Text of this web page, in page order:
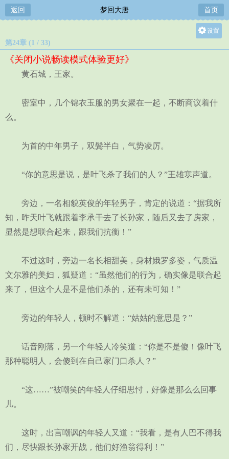
返回 梦回大唐 首页
设置
第24章 (1 / 33)
《关闭小说畅读模式体验更好》
黄石城，王家。
密室中，几个锦衣玉服的男女聚在一起，不断商议着什
么。
为首的中年男子，双鬓半白，气势凌厉。
“你的意思是说，是叶飞杀了我们的人？”王雄寒声道。
旁边，一名相貌英俊的年轻男子，肯定的说道：“据我所
知，昨天叶飞就跟着李承干去了长孙家，随后又去了房家，
显然是想联合起来，跟我们抗衡！”
不过这时，旁边一名长相甜美，身材娥罗多姿，气质温
文尔雅的美妇，狐疑道：“虽然他们的行为，确实像是联合起
来了，但这个人是不是他们杀的，还有未可知！”
旁边的年轻人，顿时不解道：“姑姑的意思是？”
话音刚落，另一个年轻人冷笑道：“你是不是傻！像叶飞
那种聪明人，会傻到在自己家门口杀人？”
“这……”被嘲笑的年轻人仔细思忖，好像是那么么回事
儿。
这时，出言嘲讽的年轻人又道：“我看，是有人巴不得我
们，尽快跟长孙家开战，他们好渔翁得利！”